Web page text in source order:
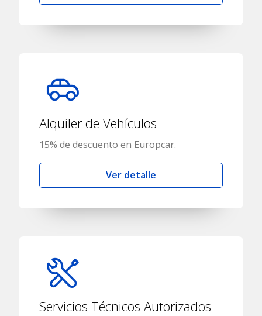
Alquiler de Vehículos
15% de descuento en Europcar.
Ver detalle
Servicios Técnicos Autorizados